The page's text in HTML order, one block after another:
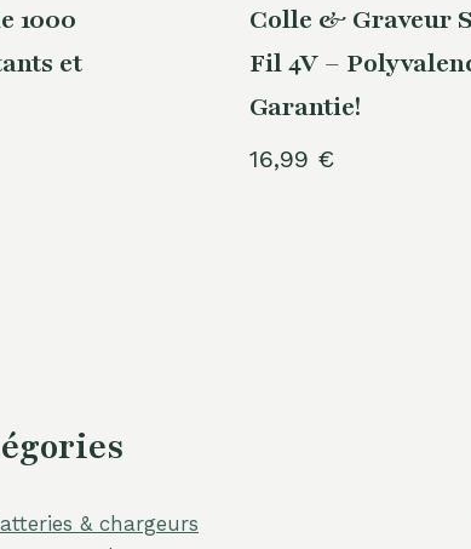
1000
et
Colle & Graveur
Fil 4V –
Garantie!
16,99 €
& chargeurs